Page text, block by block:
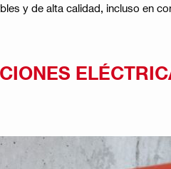
y de alta calidad, incluso en